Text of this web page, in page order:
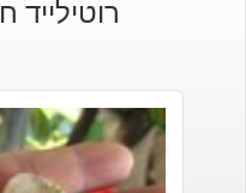
רוטילייד